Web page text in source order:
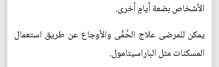
الأشخاص بضعة أيامٍ أخرى.
يمكن للمرضى علاج الحُمَّى والأوجاع عن طريق استعمال
المسكنات مثل الباراسيتامول.